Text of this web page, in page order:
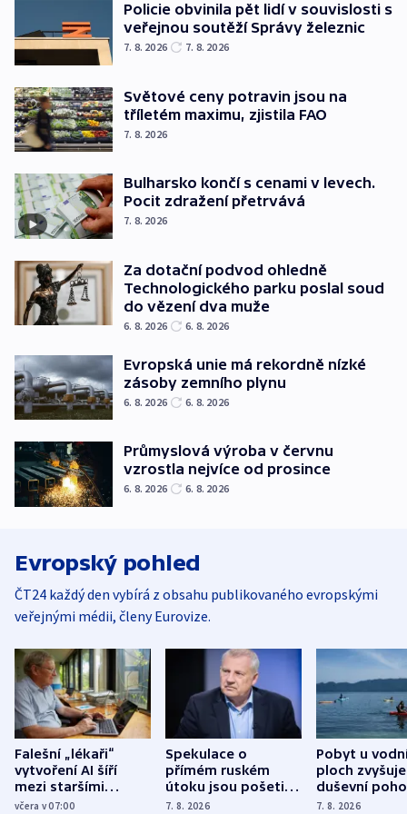
Policie obvinila pět lidí v souvislosti s
veřejnou soutěží Správy železnic
7. 8. 2026 7. 8. 2026
Světové ceny potravin jsou na
tříletém maximu, zjistila FAO
7. 8. 2026
Bulharsko končí s cenami v levech.
Pocit zdražení přetrvává
7. 8. 2026
Za dotační podvod ohledně
Technologického parku poslal soud
do vězení dva muže
6. 8. 2026 6. 8. 2026
Evropská unie má rekordně nízké
zásoby zemního plynu
6. 8. 2026 6. 8. 2026
Průmyslová výroba v červnu
vzrostla nejvíce od prosince
6. 8. 2026 6. 8. 2026
Evropský pohled
ČT24 každý den vybírá z obsahu publikovaného evropskými
veřejnými médii, členy Eurovize.
Falešní „lékaři“
vytvoření AI šíří
mezi staršími
Poláky nebezpečné
včera v 07:00
Spekulace o
přímém ruském
útoku jsou pošetilé,
míní estonský
7. 8. 2026
Pobyt u
ploch zvyšuje
duševní
ukázala
7. 8. 2026